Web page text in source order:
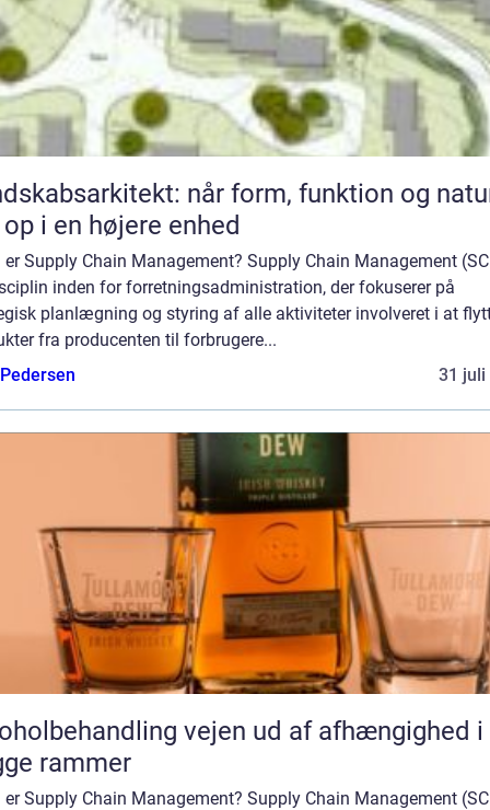
når form, funktion og
i en højere enhed
er Supply Chain Management? Supply Chain Management
inden for forretningsadministration, der fokuserer på
planlægning og styring af alle aktiviteter involveret i at
fra producenten til forbrugere...
31 juli
vejen ud af afhængighed i
rammer
er Supply Chain Management? Supply Chain Management